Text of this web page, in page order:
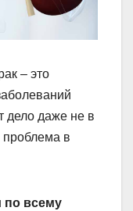
– это
дело даже не в
проблема в
по всему